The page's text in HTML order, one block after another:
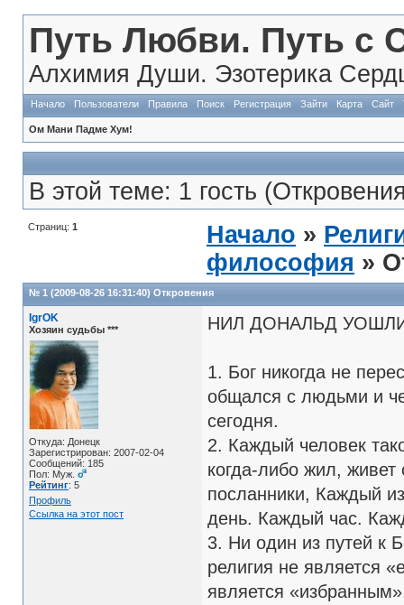
Путь Любви. Путь с
Алхимия Души. Эзотерика
Начало Пользователи Правила Поиск Регистрация Зайти Карта Сайт
Ом Мани Падме Хум!
В этой теме: 1 гость
Страниц: 1 Начало »
философия »
№ 1 (2009-08-26 16:31:40) Откровения
IgrOK
Хозяин судьбы ***
Откуда: Донецк
Зарегистрирован: 2007-02-04
Сообщений: 185
Пол: Муж.
Рейтинг: 5
Профиль
Ссылка на этот пост
НИЛ ДОНАЛЬД
1. Бог никогда не
общался с людьми и
сегодня.
2. Каждый человек
когда-либо жил,
посланники, Каждый
день. Каждый час.
3. Ни один из путей к
религия не является
является